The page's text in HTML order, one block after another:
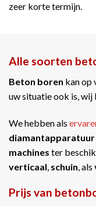
zeer korte termijn.
Alle soorten
Beton boren kan op
uw situatie ook is, wij
We hebben als
diamantapparatuur
machines ter
verticaal schuin , als
Prijs van